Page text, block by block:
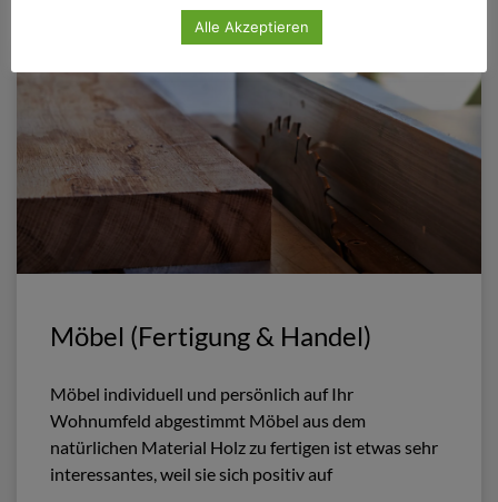
Möbel (Fertigung & Handel)
Möbel individuell und persönlich auf Ihr
Wohnumfeld abgestimmt Möbel aus dem
natürlichen Material Holz zu fertigen ist etwas sehr
interessantes, weil sie sich positiv auf
Alle Akzeptieren